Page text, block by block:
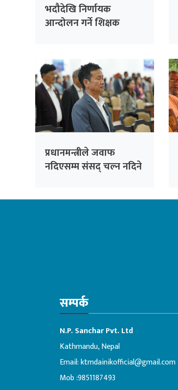
भदौदेखि निर्णायक
आन्दोलन गर्ने शिक्षक
प्रधानमन्त्रीले जवाफ
नदिएसम्म संसद् चल्न नदिने
सम्पर्क
N.P. Sanchar Pvt. Ltd
Kathmandu, Nepal
Email:ktmdainikofficial@gmail.com
Mob :9851187493